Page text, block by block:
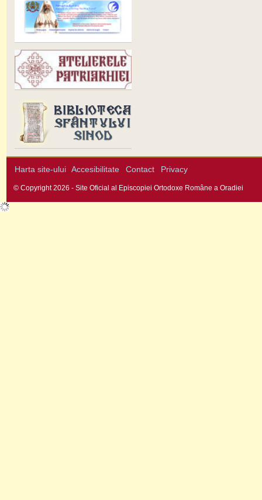
Harta site-ului Accesibilitate Contact Privacy
© Copyright 2026 - Site Oficial al Episcopiei Ortodoxe Române a Oradiei